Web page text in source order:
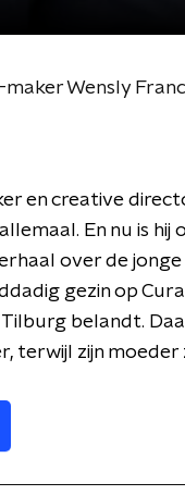
Wensly
en creative
En nu is hij
over de
gezin op
belandt.
terwijl zijn